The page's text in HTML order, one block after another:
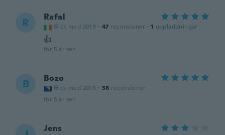
R Rafal
Gick med 2019 · 47 recensioner · 1 uppladdningar
👍
för 5 år sen
B Bozo
Gick med 2016 · 38 recensioner
för 5 år sen
Jens